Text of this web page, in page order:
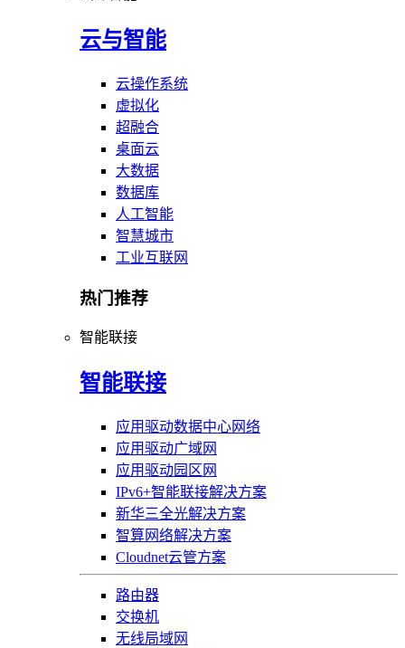
云与智能
云操作系统
虚拟化
超融合
桌面云
大数据
数据库
人工智能
智慧城市
工业互联网
热门推荐
智能联接
智能联接
应用驱动数据中心网络
应用驱动广域网
应用驱动园区网
IPv6+智能联接解决方案
新华三全光解决方案
智算网络解决方案
Cloudnet云管方案
路由器
交换机
无线局域网